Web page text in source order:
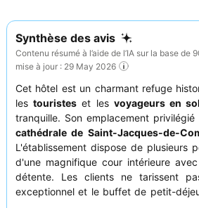
Synthèse des avis
Contenu résumé à l’aide de l’IA sur la base de
mise à jour : 29 May 2026
Cet hôtel est un charmant refuge
lestouristes et les voyageurs en
tranquille. Son emplacement
cathédrale de Saint-Jacques-de-
L'établissement dispose de plusieurs
d'une magnifique cour intérieure
détente. Les clients ne tarissent
exceptionnel et le buffet de petit-